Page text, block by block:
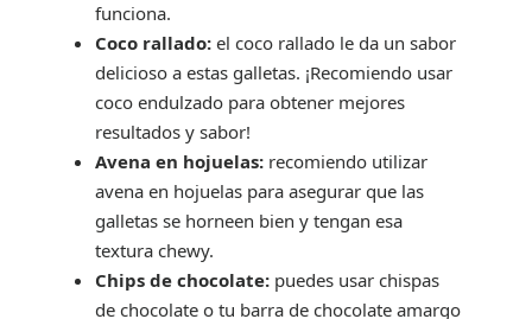
funciona.
Coco rallado: el coco rallado le da un sabor
delicioso a estas galletas. ¡Recomiendo usar
coco endulzado para obtener mejores
resultados y sabor!
Avena en hojuelas: recomiendo utilizar
avena en hojuelas para asegurar que las
galletas se horneen bien y tengan esa
textura chewy.
Chips de chocolate: puedes usar chispas
de chocolate o tu barra de chocolate amargo